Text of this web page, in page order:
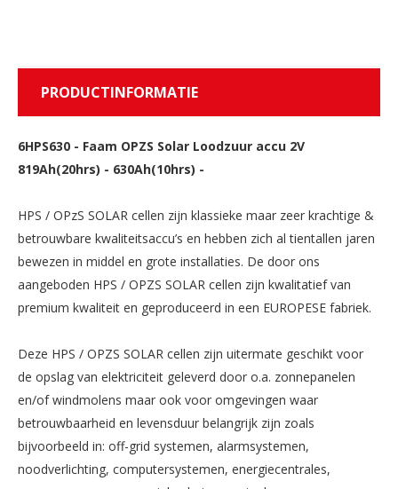
PRODUCTINFORMATIE
6HPS630 - Faam OPZS Solar Loodzuur accu 2V
819Ah(20hrs) - 630Ah(10hrs) -
HPS / OPzS SOLAR cellen zijn klassieke maar zeer krachtige &
betrouwbare kwaliteitsaccu’s en hebben zich al tientallen jaren
bewezen in middel en grote installaties. De door ons
aangeboden HPS / OPZS SOLAR cellen zijn kwalitatief van
premium kwaliteit en geproduceerd in een EUROPESE fabriek.
Deze HPS / OPZS SOLAR cellen zijn uitermate geschikt voor
de opslag van elektriciteit geleverd door o.a. zonnepanelen
en/of windmolens maar ook voor omgevingen waar
betrouwbaarheid en levensduur belangrijk zijn zoals
bijvoorbeeld in: off-grid systemen, alarmsystemen,
noodverlichting, computersystemen, energiecentrales,